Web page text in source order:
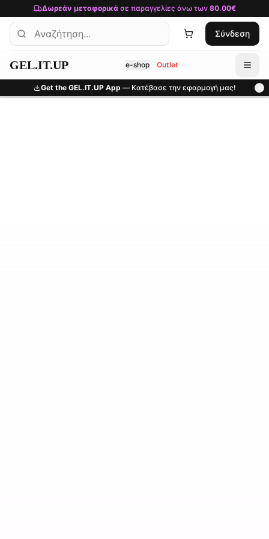
Μετάβαση στο κύριο περιεχόμενο
Δωρεάν μεταφορικάσε παραγγελίες άνω των 80.00€
Σύνδεση
GEL.IT.UP e-shop Outlet
Get the GEL.IT.UP App — Κατέβασε την εφαρμογή μας!